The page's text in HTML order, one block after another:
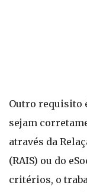
Outro requisito
sejam
através da
(RAIS) ou do
critérios, o